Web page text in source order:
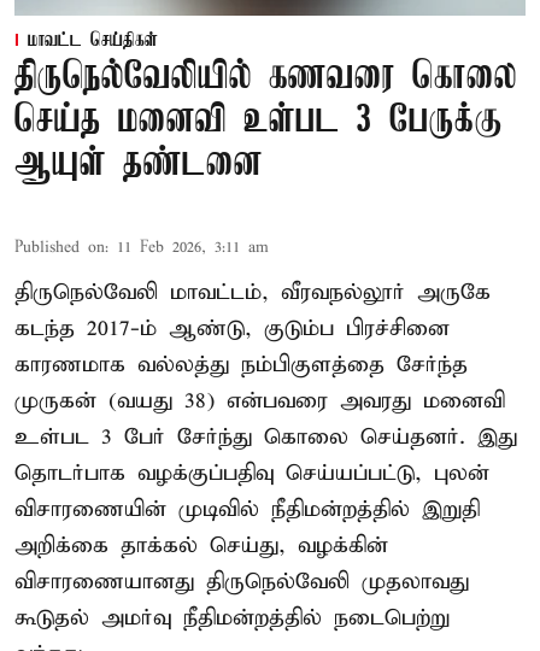
மாவட்ட செய்திகள்
திருநெல்வேலியில் கணவரை கொலை
செய்த மனைவி உள்பட 3 பேருக்கு
ஆயுள் தண்டனை
Published on: 11 Feb 2026, 3:11 am
திருநெல்வேலி மாவட்டம், வீரவநல்லூர் அருகே
கடந்த 2017-ம் ஆண்டு, குடும்ப பிரச்சினை
காரணமாக வல்லத்து நம்பிகுளத்தை சேர்ந்த
முருகன் (வயது 38) என்பவரை அவரது மனைவி
உள்பட 3 பேர் சேர்ந்து கொலை செய்தனர். இது
தொடர்பாக வழக்குப்பதிவு செய்யப்பட்டு, புலன்
விசாரணையின் முடிவில் நீதிமன்றத்தில் இறுதி
அறிக்கை தாக்கல் செய்து, வழக்கின்
விசாரணையானது திருநெல்வேலி முதலாவது
கூடுதல் அமர்வு நீதிமன்றத்தில் நடைபெற்று